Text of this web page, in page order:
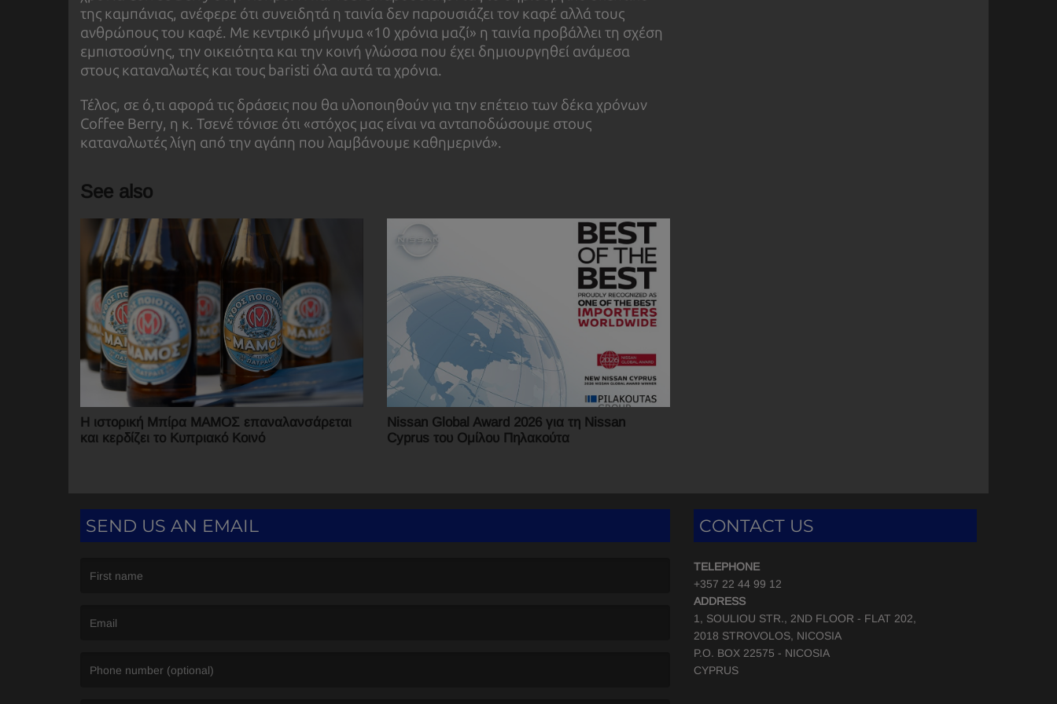
της καμπάνιας, ανέφερε ότι συνειδητά η ταινία δεν παρουσιάζει τον καφέ αλλά τους
ανθρώπους του καφέ. Με κεντρικό μήνυμα «10 χρόνια μαζί» η ταινία προβάλλει τη σχέση
εμπιστοσύνης, την οικειότητα και την κοινή γλώσσα που έχει δημιουργηθεί ανάμεσα
στους καταναλωτές και τους baristi όλα αυτά τα χρόνια.
Τέλος, σε ό,τι αφορά τις δράσεις που θα υλοποιηθούν για την επέτειο των δέκα χρόνων
Coffee Berry, η κ. Τσενέ τόνισε ότι «στόχος μας είναι να ανταποδώσουμε στους
καταναλωτές λίγη από την αγάπη που λαμβάνουμε καθημερινά».
See also
Η ιστορική Μπίρα ΜΑΜΟΣ επαναλανσάρεται
και κερδίζει το Κυπριακό Κοινό
Νissan Global Award 2026 για τη Nissan
Cyprus του Ομίλου Πηλακούτα
SEND US AN EMAIL CONTACT US
TELEPHONE
+357 22 44 99 12
ADDRESS
1, SOULIOU STR., 2ND FLOOR - FLAT 202,
2018 STROVOLOS, NICOSIA
P.O. BOX 22575 - NICOSIA
CYPRUS